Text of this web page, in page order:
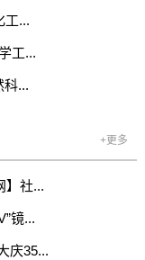
工...
工...
科...
+更多
】社...
镜...
庆35...